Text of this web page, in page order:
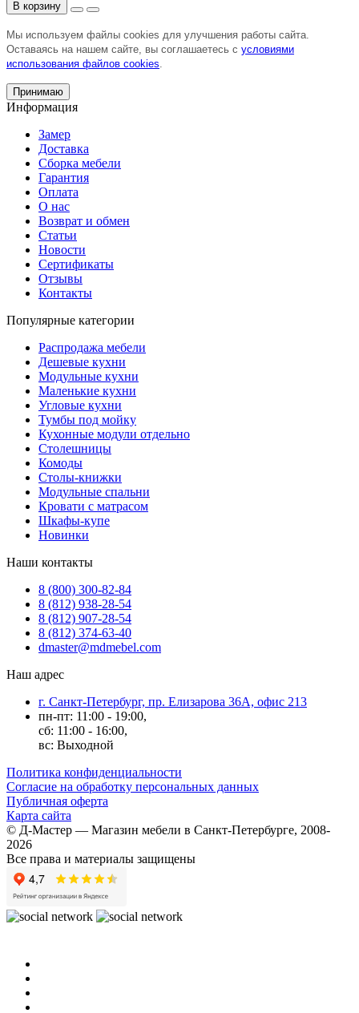
В корзину
Мы используем файлы cookies для улучшения работы сайта.
Оставаясь на нашем сайте, вы соглашаетесь с условиями
использования файлов cookies.
Принимаю
Информация
Замер
Доставка
Сборка мебели
Гарантия
Оплата
О нас
Возврат и обмен
Статьи
Новости
Сертификаты
Отзывы
Контакты
Популярные категории
Распродажа мебели
Дешевые кухни
Модульные кухни
Маленькие кухни
Угловые кухни
Тумбы под мойку
Кухонные модули отдельно
Столешницы
Комоды
Столы-книжки
Модульные спальни
Кровати с матрасом
Шкафы-купе
Новинки
Наши контакты
8 (800) 300-82-84
8 (812) 938-28-54
8 (812) 907-28-54
8 (812) 374-63-40
dmaster@mdmebel.com
Наш адрес
г. Санкт-Петербург, пр. Елизарова 36А, офис 213
пн-пт: 11:00 - 19:00,
сб: 11:00 - 16:00,
вс: Выходной
Политика конфиденциальности
Согласие на обработку персональных данных
Публичная оферта
Карта сайта
© Д-Мастер — Магазин мебели в Санкт-Петербурге, 2008-
2026
Все права и материалы защищены